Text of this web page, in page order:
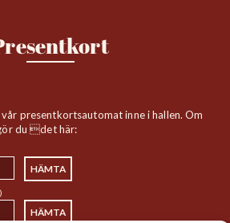
presentkortsautomat inne i hallen. Om
du det här: